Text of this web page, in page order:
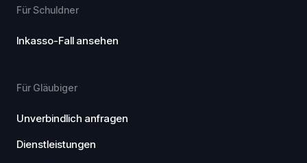
Für Schuldner
Inkasso-Fall ansehen
Für Gläubiger
Unverbindlich anfragen
Dienstleistungen